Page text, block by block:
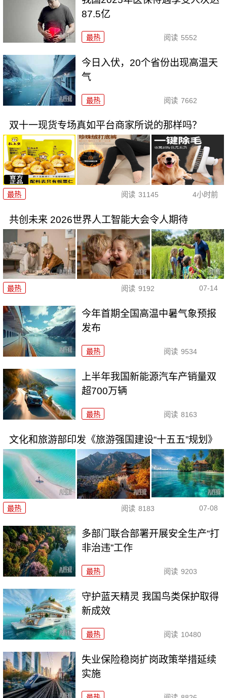
87.5亿
最热 阅读 5552
今日入伏，20个省份出现高温天
气
最热 阅读 7662
双十一现货专场真如平台商家所说的那样吗？
最热 阅读 31145 4小时前
共创未来 2026世界人工智能大会令人期待
最热 阅读 9192 07-14
今年首期全国高温中暑气象预报
发布
最热 阅读 9534
上半年我国新能源汽车产销量双
超700万辆
最热 阅读 8163
文化和旅游部印发《旅游强国建设“十五五”规划》
最热 阅读 8183 07-08
多部门联合部署开展安全生产“打
非治违”工作
最热 阅读 9203
守护蓝天精灵 我国鸟类保护取得
新成效
最热 阅读 10480
失业保险稳岗扩岗政策举措延续
实施